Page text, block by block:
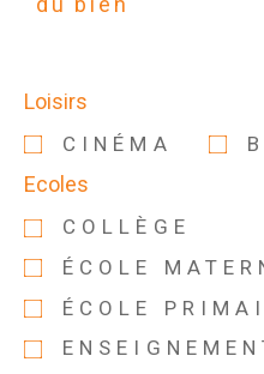
Loisirs
CINÉMA
Ecoles
COLLÈGE
ÉCOLE
ÉCOLE